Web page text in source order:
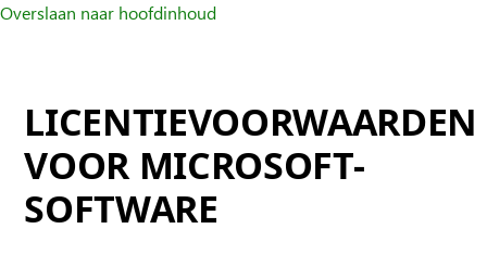
Overslaan naar hoofdinhoud
LICENTIEVOORWAARDEN
VOOR MICROSOFT-
SOFTWARE